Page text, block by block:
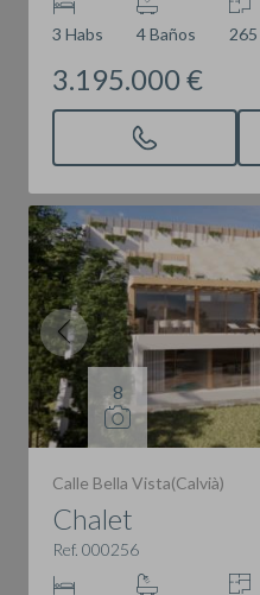
3 Habs 4 Baños 265
3.195.000 €
8
Calle Bella Vista(Calvià)
Chalet
Ref. 000256